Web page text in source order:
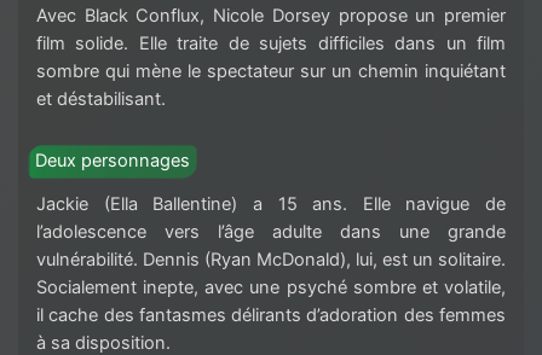
Avec Black Conflux, Nicole Dorsey propose un premier
film solide. Elle traite de sujets difficiles dans un film
sombre qui mène le spectateur sur un chemin inquiétant
et déstabilisant.
Deux personnages
Jackie (Ella Ballentine) a 15 ans. Elle navigue de
l’adolescence vers l’âge adulte dans une grande
vulnérabilité. Dennis (Ryan McDonald), lui, est un solitaire.
Socialement inepte, avec une psyché sombre et volatile,
il cache des fantasmes délirants d’adoration des femmes
à sa disposition.